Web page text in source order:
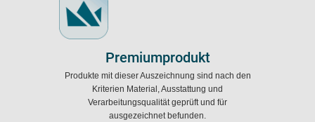
Premiumprodukt
Produkte mit dieser Auszeichnung sind nach den
Kriterien Material, Ausstattung und
Verarbeitungsqualität geprüft und für
ausgezeichnet befunden.